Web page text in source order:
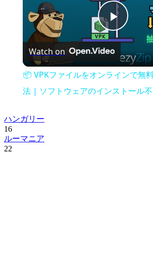
Play
Video
Watch on
📦 VPKファイルをオンラインで無
法 | ソフトウェアのインストール
ハンガリー
16
ルーマニア
22